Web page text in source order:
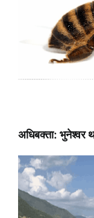
अधिबक्ता: भुनेश्वर